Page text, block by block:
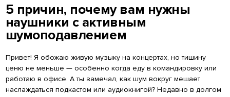
5 причин, почему вам нужны
наушники с активным
шумоподавлением
Привет! Я обожаю живую музыку на концертах, но тишину
ценю не меньше — особенно когда еду в командировку или
работаю в офисе. А ты замечал, как шум вокруг мешает
наслаждаться подкастом или аудиокнигой? Недавно в долгом